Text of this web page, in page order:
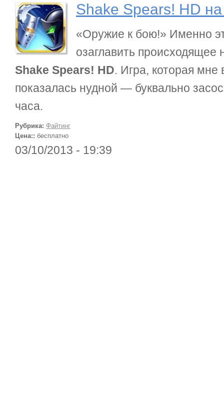
Shake Spears! HD
«Оружие к бою!» Именно
озаглавить происходящее
Shake Spears! HD. Игра, которая мне
показалась нудной — буквально
часа.
Рубрика: Файтинг
Цена:: бесплатно
03/10/2013 - 19:39